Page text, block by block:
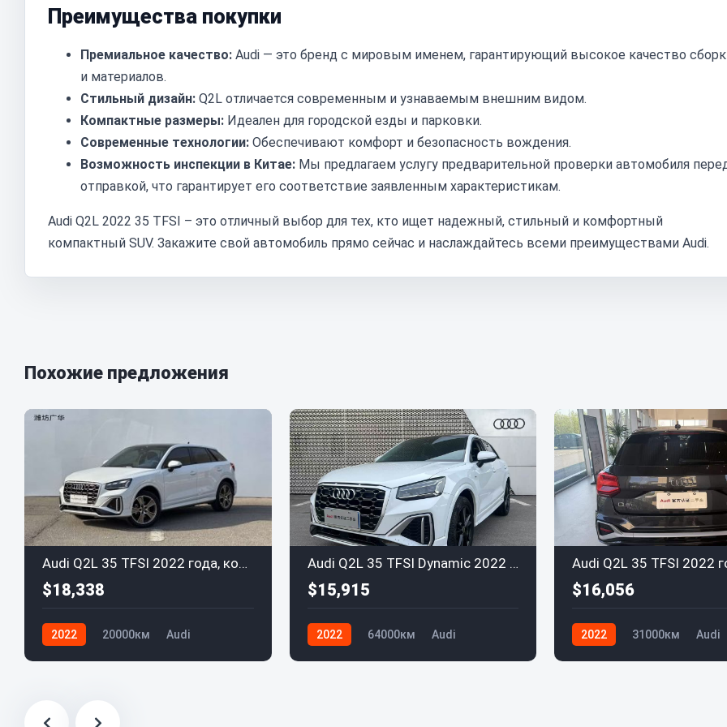
Преимущества покупки
Премиальное качество: Audi — это бренд с мировым именем, гарантирующий высокое качество
и материалов.
Стильный дизайн: Q2L отличается современным и узнаваемым внешним видом.
Компактные размеры: Идеален для городской езды и парковки.
Современные технологии: Обеспечивают комфорт и безопасность вождения.
Возможность инспекции в Китае: Мы предлагаем услугу предварительной проверки автомобиля
отправкой, что гарантирует его соответствие заявленным характеристикам.
Audi Q2L 2022 35 TFSI – это отличный выбор для тех, кто ищет надежный, стильный и комфортный
компактный SUV. Закажите свой автомобиль прямо сейчас и наслаждайтесь всеми преимуществами Audi.
Похожие предложения
Audi Q2L 35 TFSI 2022 года, комплектация "Fashion Dynamic"
$18,338
2022 20000км Audi
Audi Q2L 35 TFSI Dynamic 2022 года
$15,915
2022 64000км Audi
$16,056
2022 31000км Audi